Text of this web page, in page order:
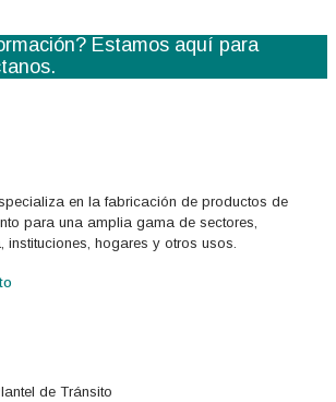
Estamos aquí para
en la fabricación de productos de
para una amplia gama de sectores,
instituciones, hogares y otros usos.
de Tránsito